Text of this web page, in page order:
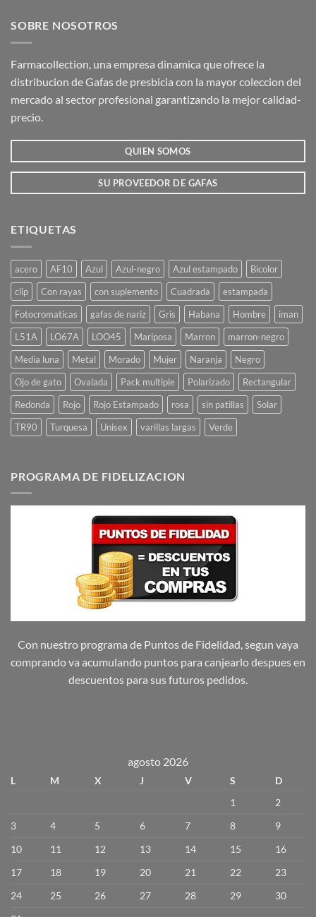
variantes.
opciones
se
elegir
de
producto
opciones
elegir
de
SOBRE NOSOTROS
Farmacollection, una empresa dinamica que ofrece la
distribucion de Gafas de presbicia con la mayor coleccion del
mercado al sector profesional garantizando la mejor calidad-
precio.
QUIEN SOMOS
SU PROVEEDOR DE GAFAS
ETIQUETAS
acero AF10 Azul Azul-negro Azul estampado
Bicolor
clip
Con rayas con suplemento Cuadrada
estampada
Fotocromaticas
gafas de nariz Gris Habana Hombre
iman
L51A
LO67A LOO45 Mariposa Marron
marron-negro
Media luna
Metal Morado Mujer Naranja
Negro
Ojo de gato
Ovalada Pack multiple Polarizado
Rectangular
Redonda
Rojo Rojo Estampado rosa sin patillas
Solar
TR90
Turquesa Unisex varillas largas Verde
PROGRAMA DE FIDELIZACION
Con nuestro programa de Puntos de Fidelidad, segun vaya
comprando va acumulando puntos para canjearlo despues en
descuentos para sus futuros pedidos.
agosto 2026
L M X J V S
D
1
2
3
4 5 6 7 8
9
10
11 12 13 14 15
16
17
18 19 20 21 22
23
24
25 26 27 28 29
30